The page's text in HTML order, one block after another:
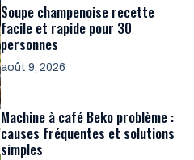
Soupe champenoise recette
facile et rapide pour 30
personnes
août 9, 2026
Machine à café Beko problème :
causes fréquentes et solutions
simples